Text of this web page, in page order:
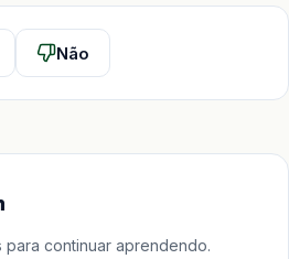
Não
continuar aprendendo.